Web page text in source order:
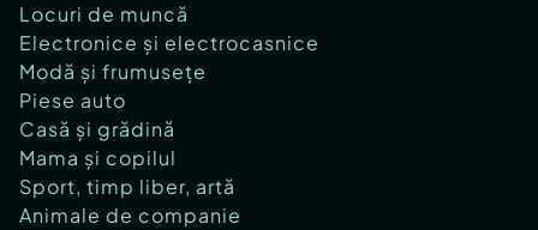
Locuri de muncă
Electronice și electrocasnice
Modă și frumusețe
Piese auto
Casă și grădină
Mama și copilul
Sport, timp liber, artă
Animale de companie